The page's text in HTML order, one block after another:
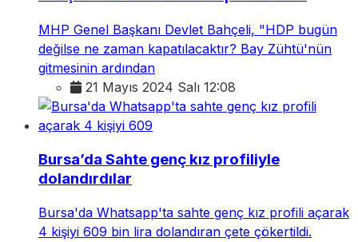
MHP Genel Başkanı Devlet Bahçeli, "HDP bugün
değilse ne zaman kapatılacaktır? Bay Zühtü'nün
gitmesinin ardından
21 Mayıs 2024 Salı 12:08
Bursa’da Sahte genç kız profiliyle
dolandırdılar
Bursa'da Whatsapp'ta sahte genç kız profili açarak
4 kişiyi 609 bin lira dolandıran çete çökertildi.